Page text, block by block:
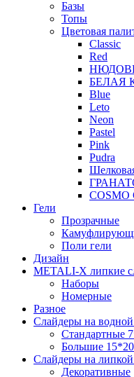
Базы
Топы
Цветовая
Classic
Red
БЕЛАЯ
Blue
Leto
Neon
Pastel
Pink
Pudra
COSMO
Гели
Прозрачные
Поли гели
Дизайн
METALI-X липкие
Наборы
Номерные
Разное
Слайдеры на
Стандартные
Большие
Слайдеры на
Декоративные